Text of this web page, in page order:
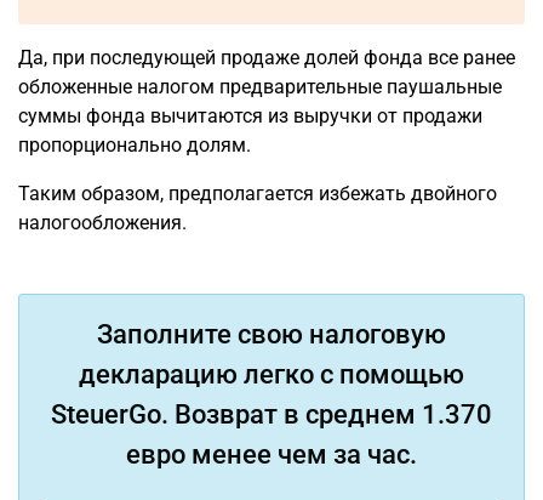
Да, при последующей продаже долей фонда все ранее
обложенные налогом предварительные паушальные
суммы фонда вычитаются из выручки от продажи
пропорционально долям.
Таким образом, предполагается избежать двойного
налогообложения.
Заполните свою налоговую
декларацию легко с помощью
SteuerGo. Возврат в среднем 1.370
евро менее чем за час.